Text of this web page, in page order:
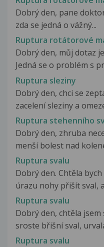
Dobrý den, pane
zda se jedná o vážný...
Ruptura rotátorové
Dobrý den, můj dotaz
Jedná se o problém s
Ruptura sleziny
Dobrý den, chci se
zacelení sleziny a
Ruptura stehenního
Dobrý den, zhruba
menší bolest nad
Ruptura svalu
Dobrý den. Chtěla
úrazu nohy přišít sval,
Ruptura svalu
Dobrý den, chtěla
sroste břišní sval,
Ruptura svalu